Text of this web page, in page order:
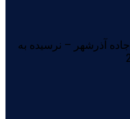
ایران – آذربایجان شرقی – کیلومتر 10 جاده آذرشهر – نرسیده به